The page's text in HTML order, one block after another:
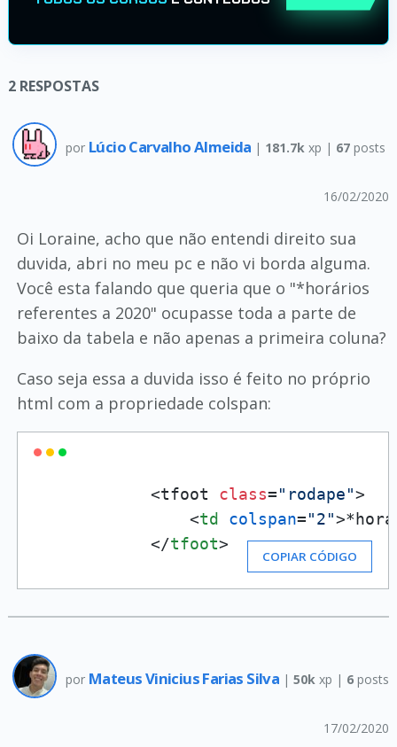
2 RESPOSTAS
por Lúcio Carvalho Almeida | 181.7k xp | 67 posts
16/02/2020
Oi Loraine, acho que não entendi direito sua
duvida, abri no meu pc e não vi borda alguma.
Você esta falando que queria que o "*horários
referentes a 2020" ocupasse toda a parte de
baixo da tabela e não apenas a primeira coluna?
Caso seja essa a duvida isso é feito no próprio
html com a propriedade colspan:
            <tfoot
class="rodape">
<td colspan="2">
</tfoot>
COPIAR CÓDIGO
por Mateus Vinicius Farias Silva | 50k xp | 6posts
17/02/2020